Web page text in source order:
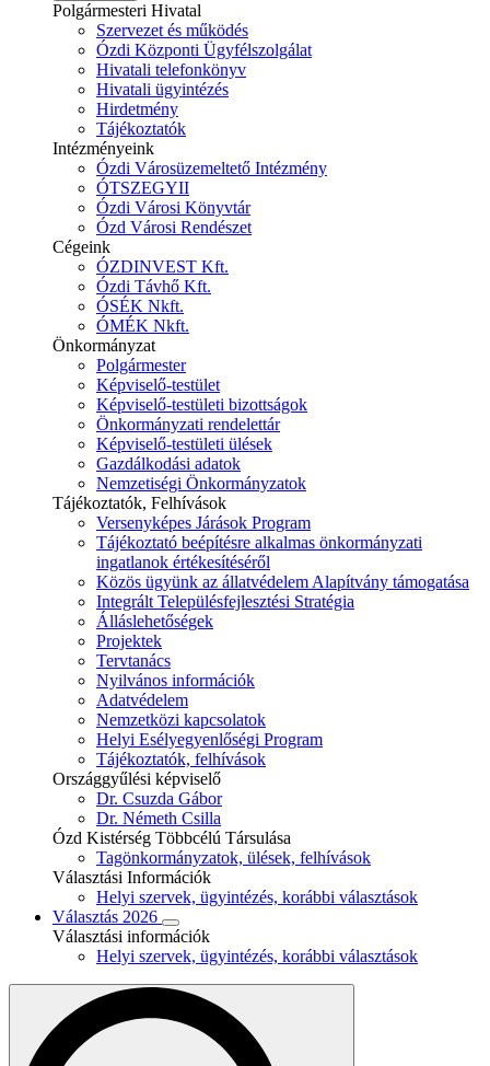
Polgármesteri Hivatal
Szervezet és működés
Ózdi Központi Ügyfélszolgálat
Hivatali telefonkönyv
Hivatali ügyintézés
Hirdetmény
Tájékoztatók
Intézményeink
Ózdi Városüzemeltető Intézmény
ÓTSZEGYII
Ózdi Városi Könyvtár
Ózd Városi Rendészet
Cégeink
ÓZDINVEST Kft.
Ózdi Távhő Kft.
ÓSÉK Nkft.
ÓMÉK Nkft.
Önkormányzat
Polgármester
Képviselő-testület
Képviselő-testületi bizottságok
Önkormányzati rendelettár
Képviselő-testületi ülések
Gazdálkodási adatok
Nemzetiségi Önkormányzatok
Tájékoztatók, Felhívások
Versenyképes Járások Program
Tájékoztató beépítésre alkalmas önkormányzati
ingatlanok értékesítéséről
Közös ügyünk az állatvédelem Alapítvány támogatása
Integrált Településfejlesztési Stratégia
Álláslehetőségek
Projektek
Tervtanács
Nyilvános információk
Adatvédelem
Nemzetközi kapcsolatok
Helyi Esélyegyenlőségi Program
Tájékoztatók, felhívások
Országgyűlési képviselő
Dr. Csuzda Gábor
Dr. Németh Csilla
Ózd Kistérség Többcélú Társulása
Tagönkormányzatok, ülések, felhívások
Választási Információk
Helyi szervek, ügyintézés, korábbi választások
Választás 2026
Választási információk
Helyi szervek, ügyintézés, korábbi választások